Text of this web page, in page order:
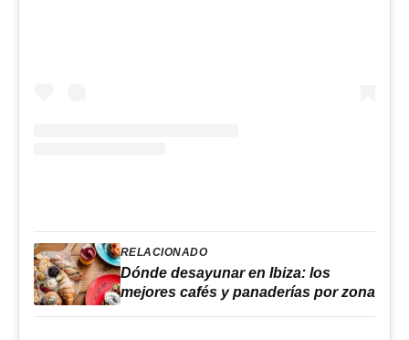
RELACIONADO
Dónde desayunar en Ibiza: los
mejores cafés y panaderías por zona